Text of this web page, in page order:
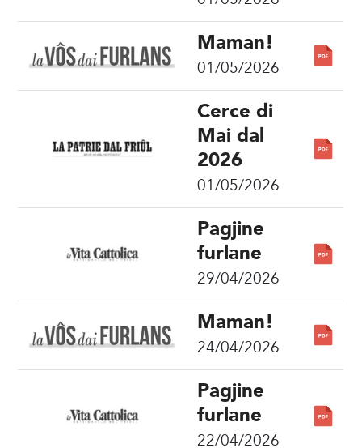
Maman!
01/05/2026
Cerce di
Mai dal
2026
01/05/2026
Pagjine
furlane
29/04/2026
Maman!
24/04/2026
Pagjine
furlane
22/04/2026